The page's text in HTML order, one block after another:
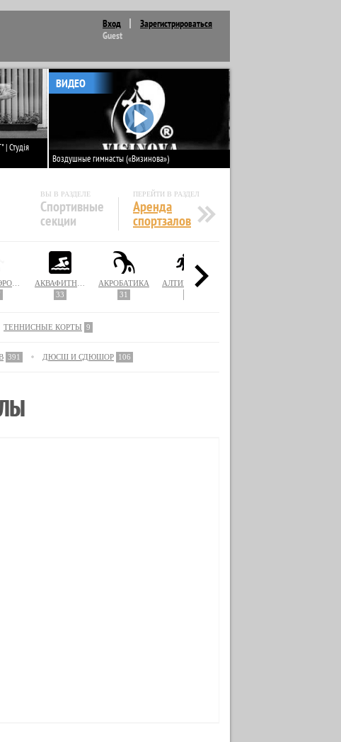
Вход
Зарегистрироваться
Guest
| Студія
Воздушные гимнасты («Визинова»)
ВИДЕО
ВЫ В РАЗДЕЛЕ
Спортивные
секции
ПЕРЕЙТИ В РАЗДЕЛ
Аренда
спортзалов
33
АКРОБАТИКА
31
АЛТИМАТ ФРИСБИ
ТЕННИСНЫЕ КОРТЫ 9
391 ДЮСШ И СДЮШОР 106